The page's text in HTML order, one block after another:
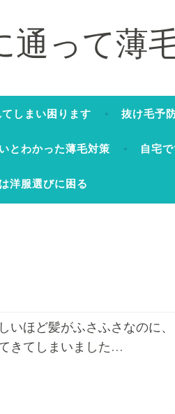
通って薄
しまい困ります 抜け毛予
とわかった薄毛対策 自宅
洋服選びに困る
いほど髪がふさふさなのに、
きてしまいました…